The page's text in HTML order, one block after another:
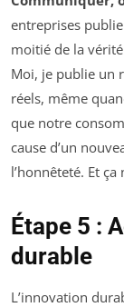
entreprises
moitié de la
Moi, je publie un
réels, même
que notre
cause d’un
l’honnêteté. Et
Étape 5 :
durable
L’innovation